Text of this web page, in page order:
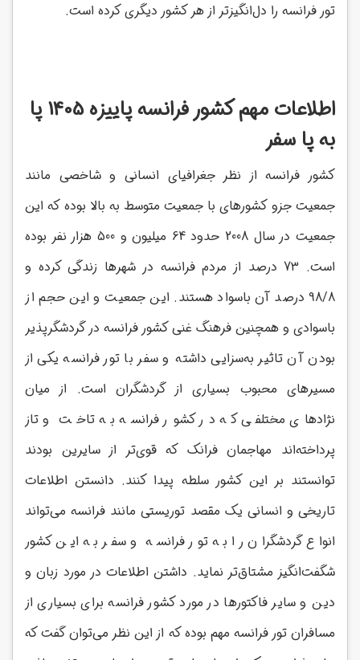
تور فرانسه را دل‌انگیزتر از هر کشور دیگری کرده است.
اطلاعات مهم کشور فرانسه پاییزه 1405 پا
به پا سفر
کشور فرانسه از نظر جغرافیای انسانی و شاخصی مانند
جمعیت جزو کشورهای با جمعیت متوسط به بالا بوده که این
جمعیت در سال 2008 حدود 64 میلیون و 500 هزار نفر بوده
است. 73 درصد از مردم فرانسه در شهرها زندگی کرده و
98/8 درصد آن باسواد هستند. این جمعیت و این حجم از
باسوادی و همچنین فرهنگ غنی کشور فرانسه در گردشگرپذیر
بودن آن تاثیر به‌سزایی داشته و سفر با تور فرانسه یکی از
مسیرهای محبوب بسیاری از گردشگران است. از میان
نژادهای مختلفی که در کشور فرانسه به تاخت و تاز
پرداخته‌اند مهاجمان فرانک که قوی‌تر از سایرین بودند
توانستند بر این کشور سلطه پیدا کنند. دانستن اطلاعات
تاریخی و انسانی یک مقصد توریستی مانند فرانسه می‌تواند
انواع گردشگران را به تور فرانسه و سفر به این کشور
شگفت‌انگیز مشتاق‌تر نماید. داشتن اطلاعات در مورد زبان و
دین و سایر فاکتورها در مورد کشور فرانسه برای بسیاری از
مسافران تور فرانسه مهم بوده که از این نظر می‌توان گفت که